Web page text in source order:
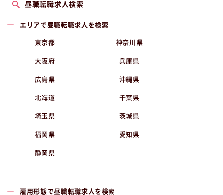
昼職転職求人検索
エリアで昼職転職求人を検索
東京都 神奈川県
大阪府 兵庫県
広島県 沖縄県
北海道 千葉県
埼玉県 茨城県
福岡県 愛知県
静岡県
雇用形態で昼職転職求人を検索